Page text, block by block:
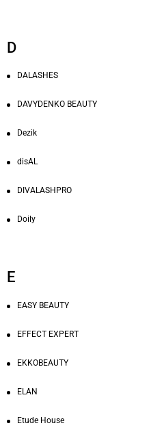
D
DALASHES
DAVYDENKO BEAUTY
Dezik
disAL
DIVALASHPRO
Doily
E
EASY BEAUTY
EFFECT EXPERT
EKKOBEAUTY
ELAN
Etude House